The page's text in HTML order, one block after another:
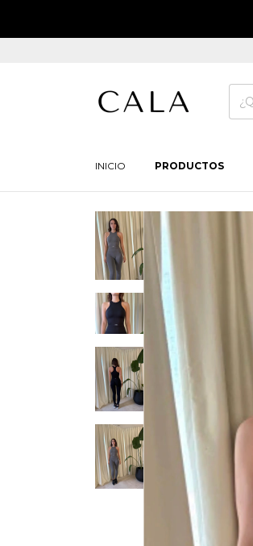
INICIO PRODUCTOS